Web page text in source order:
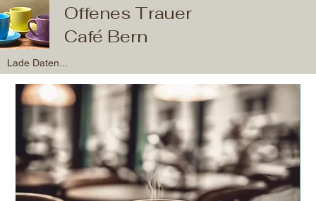
Lade Daten...
Offenes Trauer
Café Bern